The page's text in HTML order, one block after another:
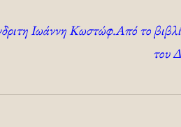
Ιωάννη Κωστώφ.Aπό το
του